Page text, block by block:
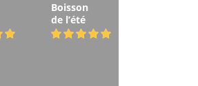
Boisson
de l’été